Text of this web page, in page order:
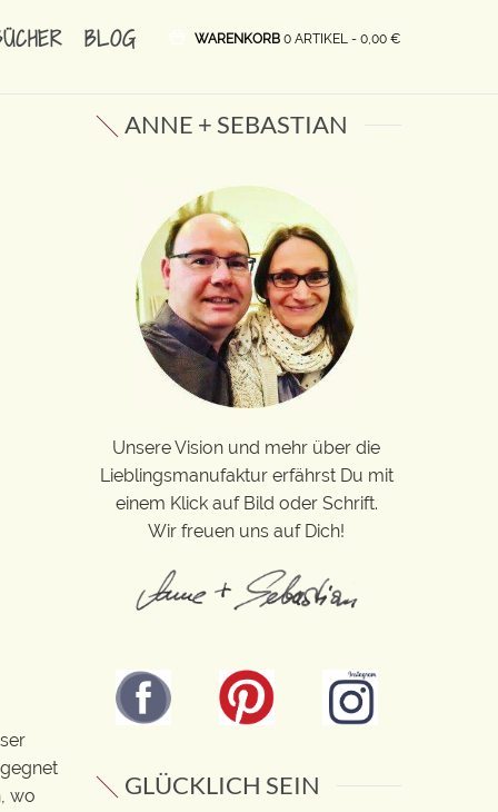
BLOG WARENKORB 0 ARTIKEL - 0,00 €
wo
ANNE + SEBASTIAN
Unsere Vision und mehr über die
Lieblingsmanufaktur erfährst Du mit
einem Klick auf Bild oder Schrift.
Wir freuen uns auf Dich!
GLÜCKLICH SEIN